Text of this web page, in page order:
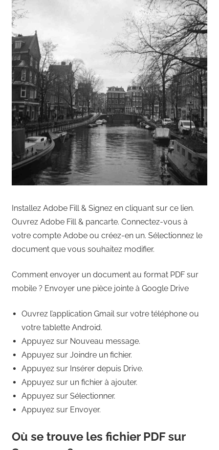
Installez Adobe Fill & Signez en cliquant sur ce lien.
Ouvrez Adobe Fill & pancarte. Connectez-vous à
votre compte Adobe ou créez-en un. Sélectionnez le
document que vous souhaitez modifier.
Comment envoyer un document au format PDF sur
mobile ? Envoyer une pièce jointe à Google Drive
Ouvrez l’application Gmail sur votre téléphone ou
votre tablette Android.
Appuyez sur Nouveau message.
Appuyez sur Joindre un fichier.
Appuyez sur Insérer depuis Drive.
Appuyez sur un fichier à ajouter.
Appuyez sur Sélectionner.
Appuyez sur Envoyer.
Où se trouve les fichier PDF sur